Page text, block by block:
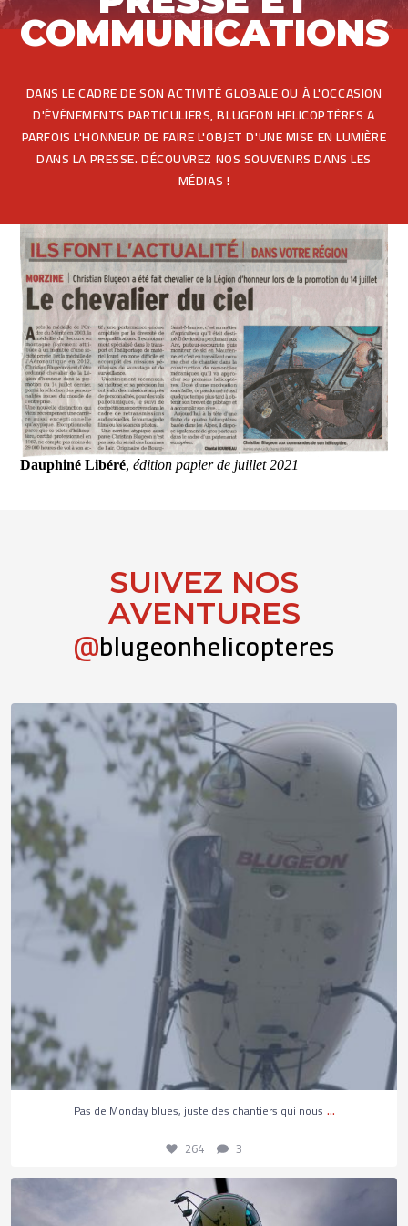
FREN
COMMUNICATIONS
DANS LE CADRE DE SON ACTIVITÉ GLOBALE OU À L'OCCASION
D'ÉVÉNEMENTS PARTICULIERS, BLUGEON HELICOPTÈRES A
PARFOIS L'HONNEUR DE FAIRE L'OBJET D'UNE MISE EN LUMIÈRE
DANS LA PRESSE. DÉCOUVREZ NOS SOUVENIRS DANS LES
MÉDIAS !
Dauphiné Libéré,édition papier de juillet 2021
SUIVEZ NOS
AVENTURES
@blugeonhelicopteres
Pas de Monday blues, juste des chantiers qui nous ...
264 3
Pas de Monday blues, juste des chantiers qui nous ...
264 3
Les plus belles missions sont parfois celles que